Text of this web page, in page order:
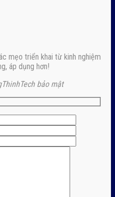
mẹo triển khai từ kinh nghiệm
áp dụng hơn!
bảo mật